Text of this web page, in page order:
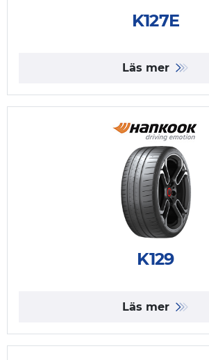
K127E
Läs mer
K129
Läs mer